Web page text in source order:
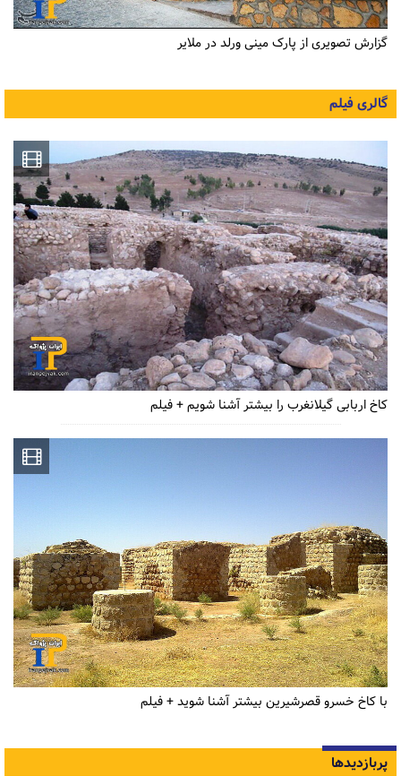
گزارش تصویری از پارک مینی ورلد در ملایر
گالری فیلم
کاخ اربابی گیلانغرب را بیشتر آشنا شویم + فیلم
با کاخ خسرو قصرشیرین بیشتر آشنا شوید + فیلم
پربازدیدها